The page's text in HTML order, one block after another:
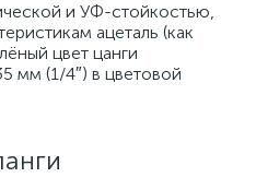
и УФ-стойкостью,
ацеталь (как
цвет цанги
мм (1/4″) в цветовой